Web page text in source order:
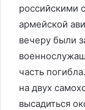
российскими
армейской
вечеру были
часть
на двух
высадиться